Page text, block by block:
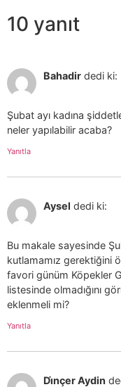
10 yanıt
Bahadir dedi ki:
Şubat ayı kadına
neler yapılabilir acaba?
Yanıtla
Aysel dedi ki:
Bu makale sayesinde
kutlamamız gerektiğini
favori günüm Köpekler
listesinde olmadığını
eklenmeli mi?
Yanıtla
Di̇nçer Aydin